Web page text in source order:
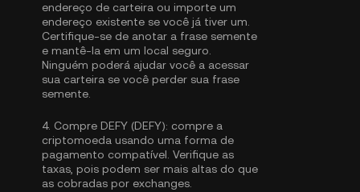
endereço de carteira ou importe um
endereço existente se você já tiver um.
Certifique-se de anotar a frase semente
e mantê-la em um local seguro.
Ninguém poderá ajudar você a acessar
sua carteira se você perder sua frase
semente.
4. Compre DEFY (DEFY): compre a
criptomoeda usando uma forma de
pagamento compatível. Verifique as
taxas, pois podem ser mais altas do que
as cobradas por exchanges.